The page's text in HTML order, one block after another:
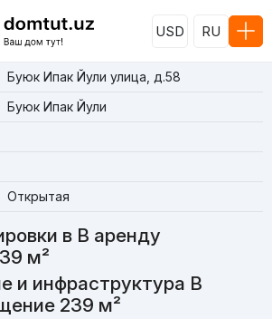
USD RU
Буюк Ипак Йули улица, д.58
Буюк Ипак Йули
Открытая
в В аренду
м²
и инфраструктура В
239 м²